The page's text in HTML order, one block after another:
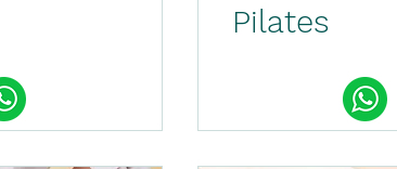
Pilates